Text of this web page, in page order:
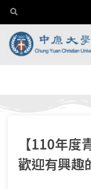
【110年度
歡迎有興趣